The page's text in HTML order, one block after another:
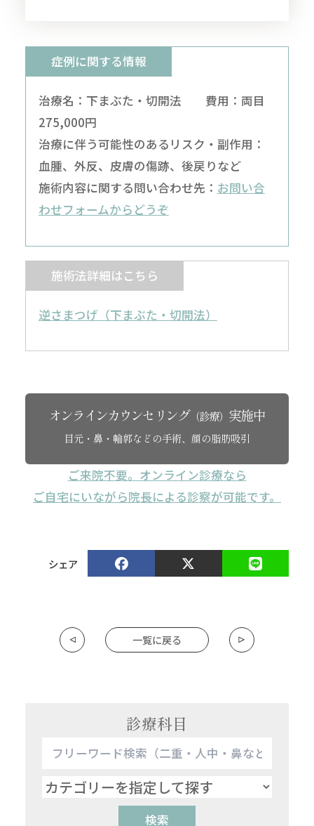
症例に関する情報
治療名：下まぶた・切開法 費用：両目
275,000円
治療に伴う可能性のあるリスク・副作用：
血腫、外反、皮膚の傷跡、後戻りなど
施術内容に関する問い合わせ先： お問い合
わせフォームからどうぞ
施術法詳細はこちら
逆さまつげ（下まぶた・切開法）
オンラインカウンセリング（診療） 実施中
目元・鼻・輪郭などの手術、顔の脂肪吸引
ご来院不要。オンライン診療なら
ご自宅にいながら院長による診察が可能です。
シェア
一覧に戻る
診療科目
検索